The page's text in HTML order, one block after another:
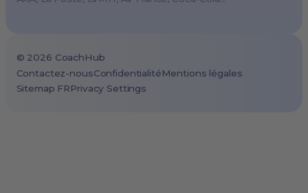
Toronto, Canada
© 2026 CoachHub
Contactez-nousConfidentialitéMentions légales
Sitemap FRPrivacy Settings